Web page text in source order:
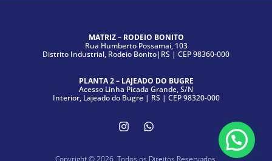
MATRIZ – RODEIO BONITO
Rua Humberto Possamai, 103
Distrito Industrial, Rodeio Bonito|RS | CEP 98360-000
PLANTA 2 – LAJEADO DO BUGRE
Acesso Linha Picada Grande, S/N
Interior, Lajeado do Bugre | RS | CEP 98320-000